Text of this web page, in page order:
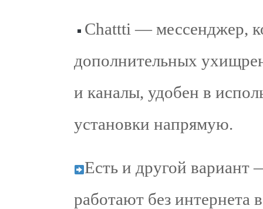
Chattti — мессенджер,
дополнительных
и каналы, удобен в
установки напрямую.
Есть и другой
работают без интернета